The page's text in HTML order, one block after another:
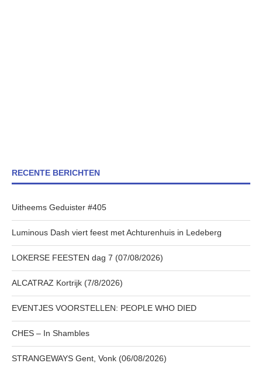
RECENTE BERICHTEN
Uitheems Geduister #405
Luminous Dash viert feest met Achturenhuis in Ledeberg
LOKERSE FEESTEN dag 7 (07/08/2026)
ALCATRAZ Kortrijk (7/8/2026)
EVENTJES VOORSTELLEN: PEOPLE WHO DIED
CHES – In Shambles
STRANGEWAYS Gent, Vonk (06/08/2026)